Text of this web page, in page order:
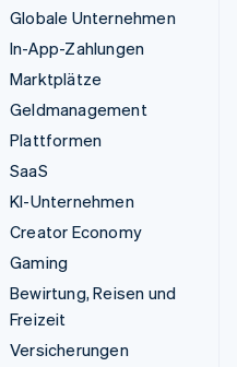
Globale Unternehmen
In-App-Zahlungen
Marktplätze
Geldmanagement
Plattformen
SaaS
KI-Unternehmen
Creator Economy
Gaming
Bewirtung, Reisen und
Freizeit
Versicherungen